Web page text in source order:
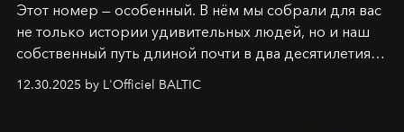
Этот номер — особенный. В нём мы собрали для вас
не только истории удивительных людей, но и наш
собственный путь длиной почти в два десятилетия.
Вместо привычного подведения итогов мы от всей
души говорим спасибо каждому, кто был с нами все
12.30.2025 by L'Officiel BALTIC